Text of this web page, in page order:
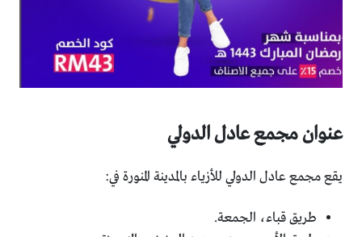
عنوان مجمع عادل الدولي
يقع مجمع عادل الدولي للأزياء بالمدينة المنورة في:
طريق قباء، الجمعة.